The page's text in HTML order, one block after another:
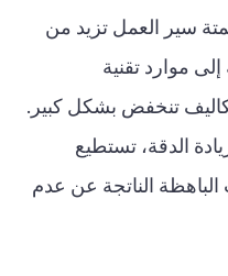
سير العمل تزيد من
موارد تقنية
تنخفض بشكل كبير.
الدقة، تستطيع
الناتجة عن عدم